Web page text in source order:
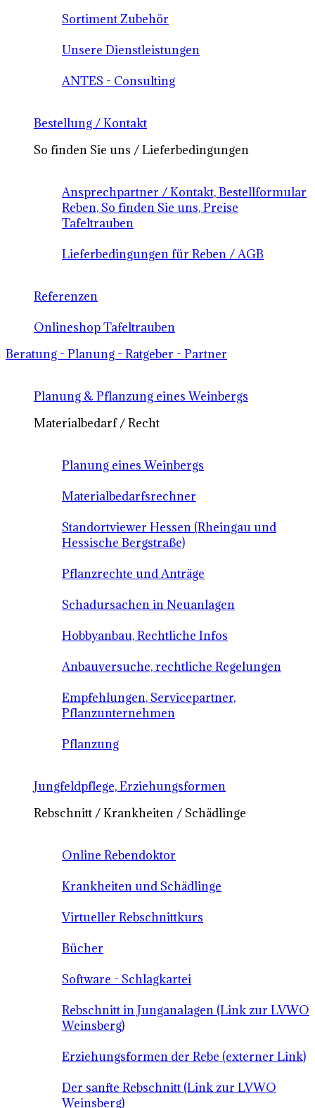
Sortiment Zubehör
Unsere Dienstleistungen
ANTES - Consulting
Bestellung / Kontakt
So finden Sie uns / Lieferbedingungen
Ansprechpartner / Kontakt, Bestellformular
Reben, So finden Sie uns, Preise
Tafeltrauben
Lieferbedingungen für Reben / AGB
Referenzen
Onlineshop Tafeltrauben
Beratung - Planung - Ratgeber - Partner
Planung & Pflanzung eines Weinbergs
Materialbedarf / Recht
Planung eines Weinbergs
Materialbedarfsrechner
Standortviewer Hessen (Rheingau und
Hessische Bergstraße)
Pflanzrechte und Anträge
Schadursachen in Neuanlagen
Hobbyanbau, Rechtliche Infos
Anbauversuche, rechtliche Regelungen
Empfehlungen, Servicepartner,
Pflanzunternehmen
Pflanzung
Jungfeldpflege, Erziehungsformen
Rebschnitt / Krankheiten / Schädlinge
Online Rebendoktor
Krankheiten und Schädlinge
Virtueller Rebschnittkurs
Bücher
Software - Schlagkartei
Rebschnitt in Junganalagen (Link zur LVWO
Weinsberg)
Erziehungsformen der Rebe (externer Link)
Der sanfte Rebschnitt (Link zur LVWO
Weinsberg)